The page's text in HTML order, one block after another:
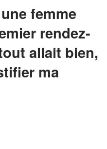
femme
rendez-
allait bien,
ma